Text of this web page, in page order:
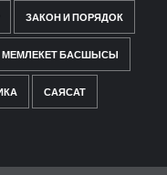
ЗАКОН И ПОРЯДОК
МЕМЛЕКЕТ БАСШЫСЫ
САЯСАТ